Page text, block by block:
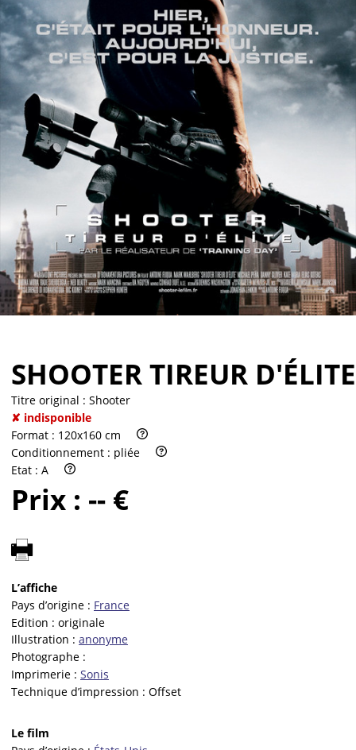
Vendre
SHOOTER TIREUR D'ÉLITE
Titre original : Shooter
✘ indisponible
Format : 120x160 cm
Conditionnement : pliée
Etat : A
Prix : -- €
L’affiche
Pays d’origine : France
Edition : originale
Illustration : anonyme
Photographe :
Imprimerie : Sonis
Technique d’impression : Offset
Le film